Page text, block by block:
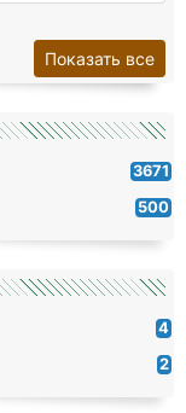
3671
500
4
2
Показать все